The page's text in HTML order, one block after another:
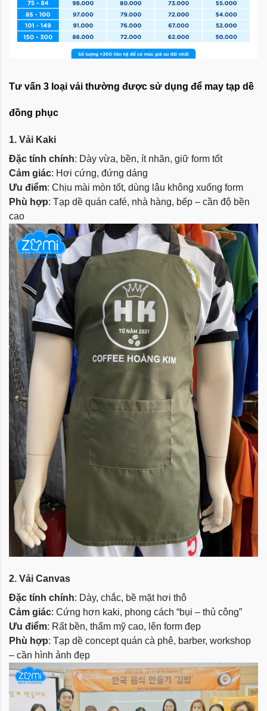
Tư vấn 3 loại vải thường được sử dụng để may tạp dề
đồng phục
1. Vải Kaki
Đặc tính chính: Dày vừa, bền, ít nhăn, giữ form tốt
Cảm giác: Hơi cứng, đứng dáng
Ưu điểm: Chịu mài mòn tốt, dùng lâu không xuống form
Phù hợp: Tạp dề quán café, nhà hàng, bếp – cần độ bền
cao
2. Vải Canvas
Đặc tính chính: Dày, chắc, bề mặt hơi thô
Cảm giác: Cứng hơn kaki, phong cách “bụi – thủ công”
Ưu điểm: Rất bền, thẩm mỹ cao, lên form đẹp
Phù hợp: Tạp dề concept quán cà phê, barber, workshop
– cần hình ảnh đẹp